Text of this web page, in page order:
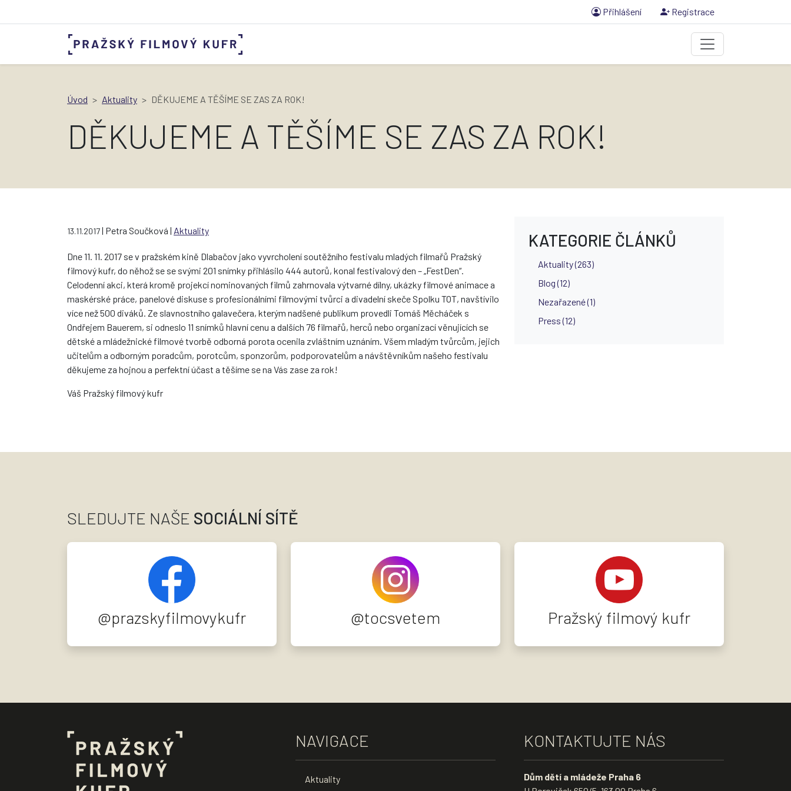
Přihlášení Registrace
Úvod Aktuality DĚKUJEME A TĚŠÍME SE ZAS ZA ROK!
DĚKUJEME A TĚŠÍME SE ZAS ZA ROK!
13.11.2017| Petra Součková | Aktuality
Dne 11. 11. 2017 se v pražském kině Dlabačov jako vyvrcholení soutěžního festivalu mladých filmařů Pražský
filmový kufr, do něhož se se svými 201 snímky přihlásilo 444 autorů, konal festivalový den – „FestDen“.
Celodenní akci, která kromě projekcí nominovaných filmů zahrnovala výtvarné dílny, ukázky filmové animace a
maskérské práce, panelové diskuse s profesionálními filmovými tvůrci a divadelní skeče Spolku TOT, navštívilo
více než 500 diváků. Ze slavnostního galavečera, kterým nadšené publikum provedli Tomáš Měcháček s
Ondřejem Bauerem, si odneslo 11 snímků hlavní cenu a dalších 76 filmařů, herců nebo organizací věnujících se
dětské a mládežnické filmové tvorbě odborná porota ocenila zvláštním uznáním. Všem mladým tvůrcům, jejich
učitelům a odborným poradcům, porotcům, sponzorům, podporovatelům a návštěvníkům našeho festivalu
děkujeme za hojnou a perfektní účast a těšíme se na Vás zase za rok!
Váš Pražský filmový kufr
KATEGORIE ČLÁNKŮ
Aktuality (263)
Blog (12)
Nezařazené (1)
Press (12)
SLEDUJTE NAŠE SOCIÁLNÍ SÍTĚ
@prazskyfilmovykufr @tocsvetem Pražský filmový kufr
NAVIGACE
Aktuality
KONTAKTUJTE NÁS
Dům dětí a mládeže Praha 6